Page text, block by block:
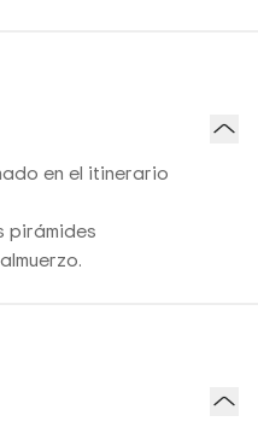
en el itinerario
pirámides